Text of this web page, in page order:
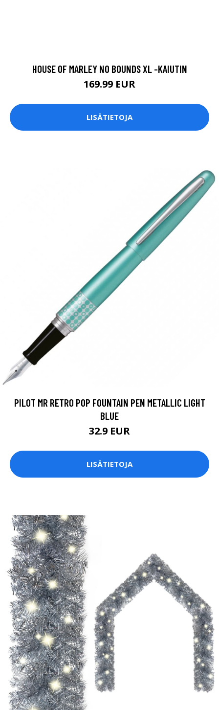
HOUSE OF MARLEY NO BOUNDS XL -KAIUTIN
169.99 EUR
LISÄTIETOJA
PILOT MR RETRO POP FOUNTAIN PEN METALLIC LIGHT
BLUE
32.9 EUR
LISÄTIETOJA